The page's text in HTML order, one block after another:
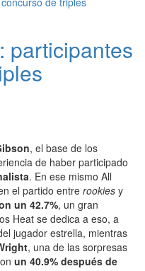
participantes
, el base de los
de haber participado
. En ese mismo All
el partido entrerookies y
un 42.7%, un gran
Heat se dedica a eso, a
jugador estrella, mientras
, una de las sorpresas
un 40.9% después de